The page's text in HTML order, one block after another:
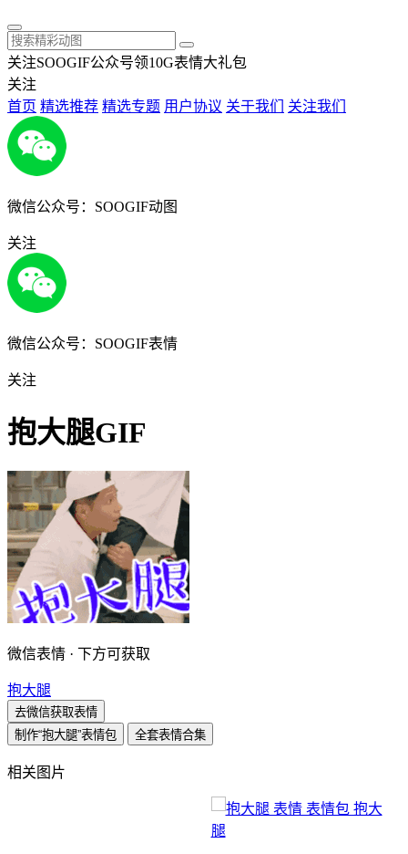
关注SOOGIF公众号领10G表情大礼包
关注
首页 精选推荐 精选专题 用户协议 关于我们 关注我们
微信公众号：SOOGIF动图
关注
微信公众号：SOOGIF表情
关注
抱大腿GIF
微信表情 · 下方可获取
抱大腿
去微信获取表情
制作“抱大腿”表情包
全套表情合集
相关图片